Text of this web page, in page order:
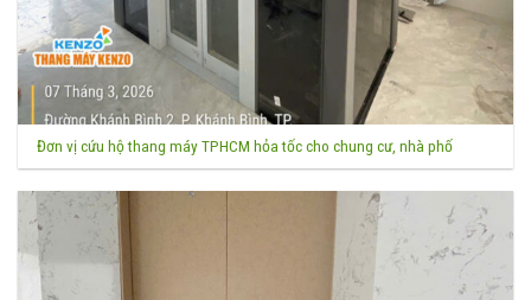
Đơn vị cứu hộ thang máy TPHCM hỏa tốc cho chung cư, nhà phố